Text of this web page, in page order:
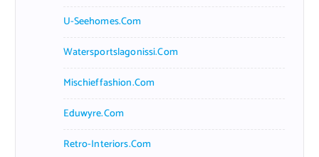
U-Seehomes.com
Watersportslagonissi.com
Mischieffashion.com
Eduwyre.com
Retro-Interiors.com